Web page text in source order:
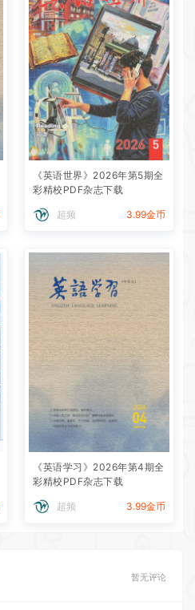
《英语世界》2026年第5期全
彩精校PDF杂志下载
超频 3.99金币
《英语学习》2026年第4期全
彩精校PDF杂志下载
超频 3.99金币
暂无评论